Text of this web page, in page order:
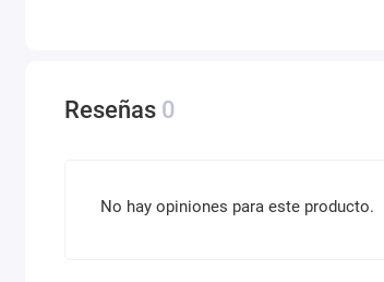
Reseñas 0
No hay opiniones para este producto.